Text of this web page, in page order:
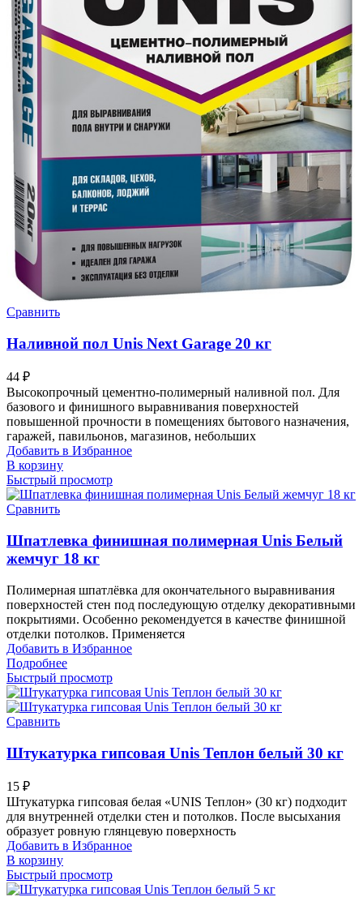
Сравнить
Наливной пол Unis Next Garage 20 кг
44 ₽
Высокопрочный цементно-полимерный наливной пол. Для
базового и финишного выравнивания поверхностей
повышенной прочности в помещениях бытового назначения,
гаражей, павильонов, магазинов, небольших
Добавить в Избранное
В корзину
Быстрый просмотр
Сравнить
Шпатлевка финишная полимерная Unis Белый
жемчуг 18 кг
Полимерная шпатлёвка для окончательного выравнивания
поверхностей стен под последующую отделку декоративными
покрытиями. Особенно рекомендуется в качестве финишной
отделки потолков. Применяется
Добавить в Избранное
Подробнее
Быстрый просмотр
Сравнить
Штукатурка гипсовая Unis Теплон белый 30 кг
15 ₽
Штукатурка гипсовая белая «UNIS Теплон» (30 кг) подходит
для внутренней отделки стен и потолков. После высыхания
образует ровную глянцевую поверхность
Добавить в Избранное
В корзину
Быстрый просмотр